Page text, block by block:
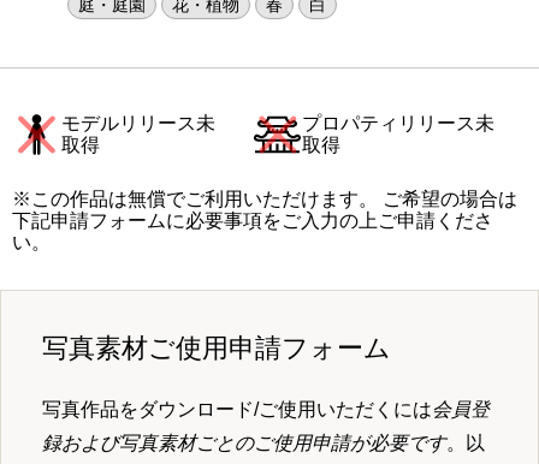
庭・庭園
花・植物 春 白
モデルリリース未
取得
プロパティリリース未
取得
※この作品は無償でご利用いただけます。 ご希望の場合は
下記申請フォームに必要事項をご入力の上ご申請くださ
い。
写真素材ご使用申請フォーム
写真作品をダウンロード/ご使用いただくには会員登
録および写真素材ごとのご使用申請が必要です。以